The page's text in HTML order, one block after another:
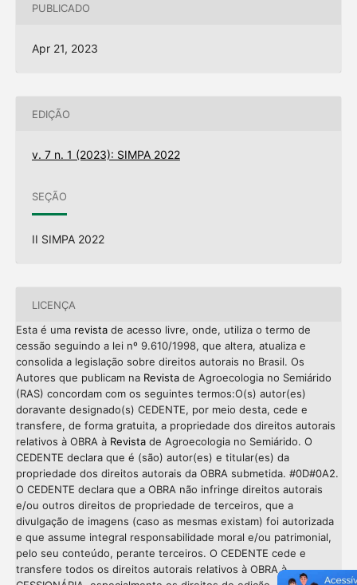
PUBLICADO
Apr 21, 2023
EDIÇÃO
v. 7 n. 1 (2023): SIMPA 2022
SEÇÃO
II SIMPA 2022
LICENÇA
Esta é uma revistade acesso livre, onde, utiliza o termo de
cessão seguindo a lei nº 9.610/1998, que altera, atualiza e
consolida a legislação sobre direitos autorais no Brasil. Os
Autores que publicam na Revistade Agroecologia no Semiárido
(RAS) concordam com os seguintes termos:O(s) autor(es)
doravante designado(s) CEDENTE, por meio desta, cede e
transfere, de forma gratuita, a propriedade dos direitos autorais
relativos à OBRA à Revistade Agroecologia no Semiárido. O
CEDENTE declara que é (são) autor(es) e titular(es) da
propriedade dos direitos autorais da OBRA submetida. #0D#0A2.
O CEDENTE declara que a OBRA não infringe direitos autorais
e/ou outros direitos de propriedade de terceiros, que a
divulgação de imagens (caso as mesmas existam) foi autorizada
e que assume integral responsabilidade moral e/ou patrimonial,
pelo seu conteúdo, perante terceiros. O CEDENTE cede e
transfere todos os direitos autorais relativos à OBRA à